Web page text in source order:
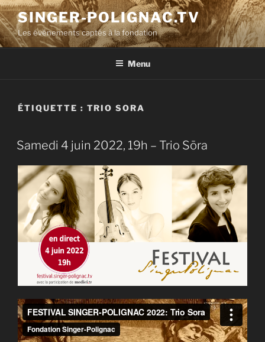
Aller
au
contenu
principal
SINGER-POLIGNAC.TV
Les événements captés à la fondation
Menu
ÉTIQUETTE : TRIO SORA
Samedi 4 juin 2022, 19h – Trio Sōra